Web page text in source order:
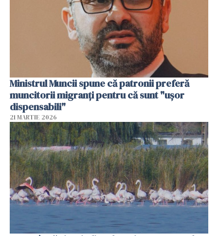
Ministrul Muncii spune că patronii preferă
muncitorii migranți pentru că sunt "uşor
dispensabili"
21 MARTIE 2026